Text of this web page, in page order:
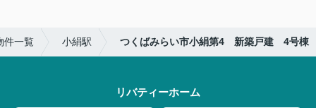
件一覧 小絹駅 つくばみらい市小絹第4 新築戸建 4号棟
リバティーホーム